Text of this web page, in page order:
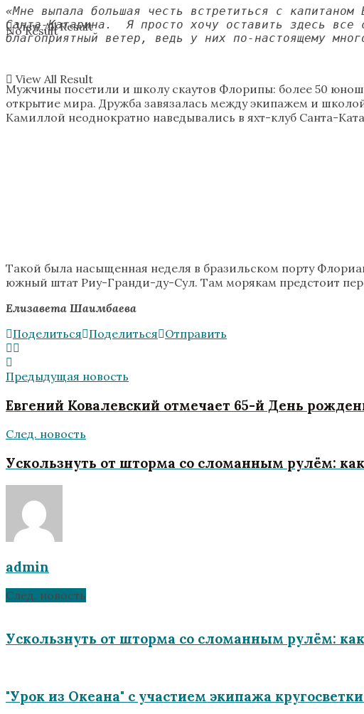
View All Result
No Result
View All Result
его
супруга
Камилла
Фото:
Станислав
Берёзкин
«Мне выпала большая честь встретиться с
Санта-Катарина.  Я просто хочу оставить здесь
благоприятный ветер, ведь у них по-настоящему
Мужчины посетили и школу скаутов Флорипы: более 50
открытие мира. Дружба завязалась между экипажем и
Камиллой неоднократно наведывались в яхт-клуб Санта-
Такой была насыщенная неделя в бразильском порту
южный штат Риу-Гранди-ду-Сул. Там морякам предстоит
Елизавета Шаимбаева
Поделиться Поделиться Отправить
Предыдущая новость
Евгений Ковалевский отмечает 65-й День
След. новость
Ускользнуть от шторма со сломанным рулём:
admin
След. новость
Ускользнуть от шторма со сломанным рулём:
"Урок из Океана" с участием экипажа